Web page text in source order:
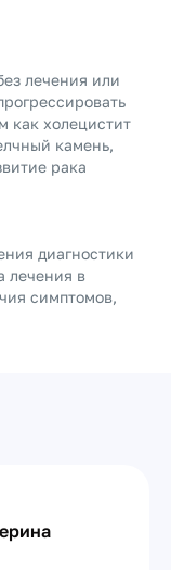
лечения или
как холецистит
камень,
рака
диагностики
лечения в
симптомов,